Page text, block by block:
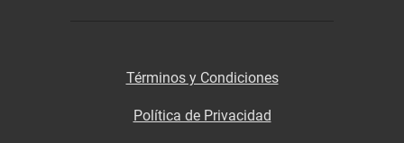
Términos y Condiciones
Política de Privacidad